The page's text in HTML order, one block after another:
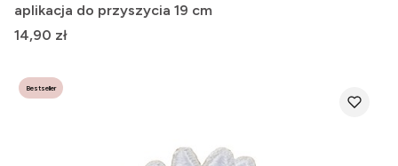
aplikacja do przyszycia 19 cm
Cena
14,90 zł
Bestseller